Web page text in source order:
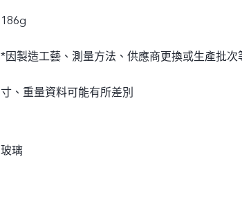
186g
*因製造工藝、測量方法、供應商更換或生產批
寸、重量資料可能有所差別
玻璃